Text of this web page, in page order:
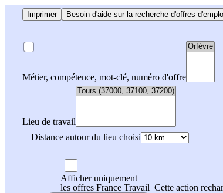
Imprimer Besoin d'aide sur la recherche d'offres
Métier, compétence, mot-clé, numéro d'offre
Lieu de travail
Distance autour du lieu choisi
Afficher uniquement
les offres France Travail Cette action